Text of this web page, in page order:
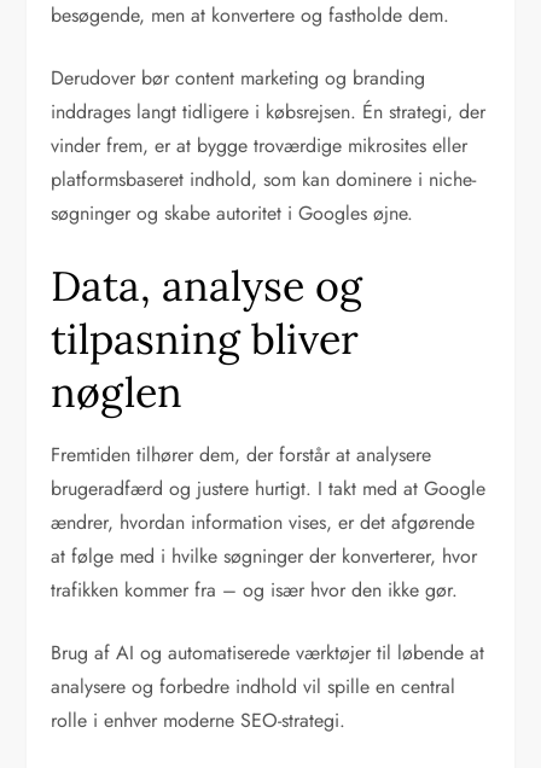
besøgende, men at konvertere og fastholde dem.
Derudover bør content marketing og branding
inddrages langt tidligere i købsrejsen. Én strategi, der
vinder frem, er at bygge troværdige mikrosites eller
platformsbaseret indhold, som kan dominere i niche-
søgninger og skabe autoritet i Googles øjne.
Data, analyse og
tilpasning bliver
nøglen
Fremtiden tilhører dem, der forstår at analysere
brugeradfærd og justere hurtigt. I takt med at Google
ændrer, hvordan information vises, er det afgørende
at følge med i hvilke søgninger der konverterer, hvor
trafikken kommer fra – og især hvor den ikke gør.
Brug af AI og automatiserede værktøjer til løbende at
analysere og forbedre indhold vil spille en central
rolle i enhver moderne SEO-strategi.